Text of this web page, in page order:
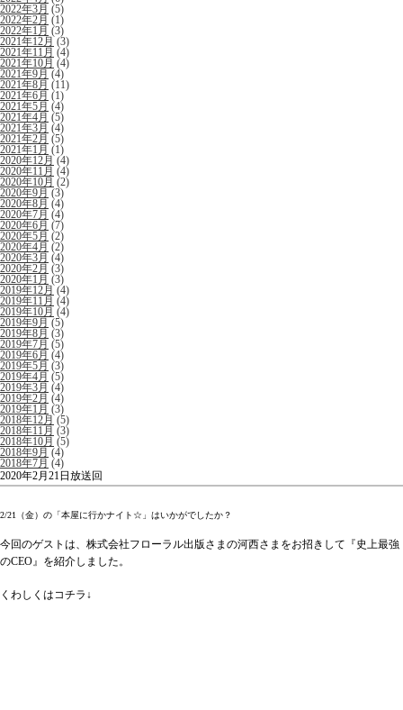
2022年3月 (5)
2022年2月 (1)
2022年1月 (3)
2021年12月(3)
2021年11月 (4)
2021年10月 (4)
2021年9月 (4)
2021年8月 (11)
2021年6月 (1)
2021年5月 (4)
2021年4月 (5)
2021年3月 (4)
2021年2月 (5)
2021年1月 (1)
2020年12月(4)
2020年11月 (4)
2020年10月 (2)
2020年9月 (3)
2020年8月 (4)
2020年7月 (4)
2020年6月 (7)
2020年5月 (2)
2020年4月 (2)
2020年3月 (4)
2020年2月 (3)
2020年1月 (3)
2019年12月(4)
2019年11月 (4)
2019年10月 (4)
2019年9月 (5)
2019年8月 (3)
2019年7月 (5)
2019年6月 (4)
2019年5月 (3)
2019年4月 (5)
2019年3月 (4)
2019年2月 (4)
2019年1月 (3)
2018年12月(5)
2018年11月 (3)
2018年10月 (5)
2018年9月 (4)
2018年7月 (4)
2020年2月21日放送回
2/21（金）の「本屋に行かナイト☆」はいかがでしたか？
今回のゲストは、株式会社フローラル出版さまの河西さまをお招きして『史上最強
のCEO』を紹介しました。
くわしくはコチラ↓